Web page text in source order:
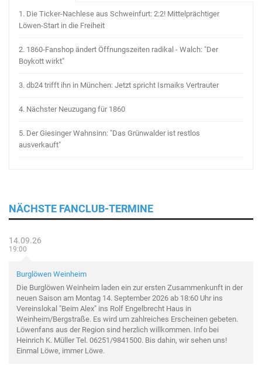
1. Die Ticker-Nachlese aus Schweinfurt: 2:2! Mittelprächtiger
Löwen-Start in die Freiheit
2. 1860-Fanshop ändert Öffnungszeiten radikal - Walch: "Der
Boykott wirkt"
3. db24 trifft ihn in München: Jetzt spricht Ismaiks Vertrauter
4. Nächster Neuzugang für 1860
5. Der Giesinger Wahnsinn: "Das Grünwalder ist restlos
ausverkauft"
NÄCHSTE FANCLUB-TERMINE
14.09.26
19:00
Burglöwen Weinheim
Die Burglöwen Weinheim laden ein zur ersten Zusammenkunft in der
neuen Saison am Montag 14. September 2026 ab 18:60 Uhr ins
Vereinslokal "Beim Alex" ins Rolf Engelbrecht Haus in
Weinheim/Bergstraße. Es wird um zahlreiches Erscheinen gebeten.
Löwenfans aus der Region sind herzlich willkommen. Info bei
Heinrich K. Müller Tel. 06251/9841500. Bis dahin, wir sehen uns!
Einmal Löwe, immer Löwe.